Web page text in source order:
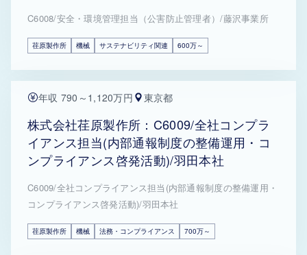
C6008/安全・環境管理担当（公害防止管理者）/藤沢事業所
荏原製作所 機械 サステナビリティ関連 600万～
年収 790～1,120万円 東京都
株式会社荏原製作所：C6009/全社コンプラ
イアンス担当(内部通報制度の整備運用・コ
ンプライアンス啓発活動)/羽田本社
C6009/全社コンプライアンス担当(内部通報制度の整備運用・
コンプライアンス啓発活動)/羽田本社
荏原製作所 機械 法務・コンプライアンス 700万～